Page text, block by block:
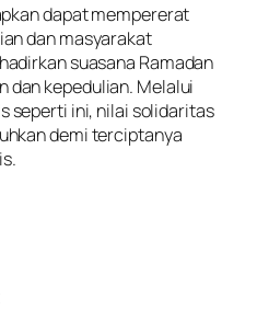
dapat mempererat
dan masyarakat
suasana Ramadan
dan kepedulian. Melalui
seperti ini, nilai solidaritas
demi terciptanya